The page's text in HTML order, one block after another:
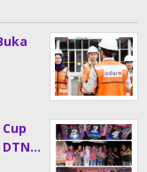
DTN…